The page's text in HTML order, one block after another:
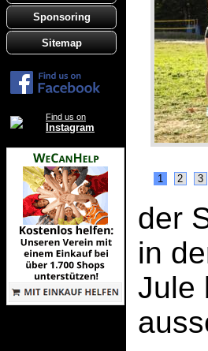
Sponsoring
Sitemap
Find us on
Instagram
1
2 3
der
in
Jule